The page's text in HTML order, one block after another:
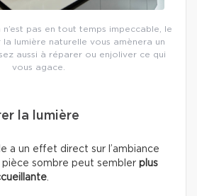
pas en tout temps impeccable, le
lumière naturelle vous amènera un
aussi à réparer ou enjoliver ce qui
vous agace.
la lumière
a un effet direct sur l’ambiance
pièce sombre peut sembler plus
.